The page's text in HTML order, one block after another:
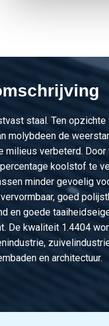
Rvs 316
Rvs 316
Rvs 316
Rvs 316
Rvs 316
Rvs 316
Rvs 316
Rvs 316
staal. Ten
molybdeen de
milieus verbeterd.
koolstof te
minder gevoelig
goed
en goede
De kwaliteit 1.4404
en architectuur.